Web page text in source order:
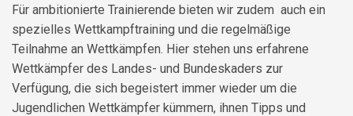
Für ambitionierte Trainierende bieten wir zudem auch ein
spezielles Wettkampftraining und die regelmäßige
Teilnahme an Wettkämpfen. Hier stehen uns erfahrene
Wettkämpfer des Landes- und Bundeskaders zur
Verfügung, die sich begeistert immer wieder um die
Jugendlichen Wettkämpfer kümmern, ihnen Tipps und